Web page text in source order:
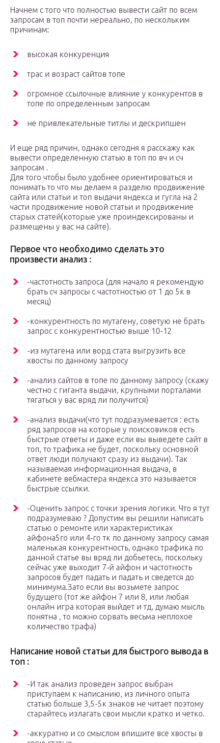
Начнем с того что полностью вывести сайт по всем
запросам в топ почти нереально, по нескольким
причинам:
высокая конкуренция
трас и возраст сайтов топе
огромное ссылочные влияние у конкурентов в
топе по определенным запросам
не привлекательные титлы и дескрипшен
И еще ряд причин, однако сегодня я расскажу как
вывести определенную статью в топ по вч и сч
запросам .
Для того чтобы было удобнее ориентироваться и
понимать то что мы делаем я разделю продвижение
сайта или статьи и топ выдачи яндекса и гугла на 2
части продвижение новой статьи и продвижение
старых статей(которые уже проиндексированы и
размещены у вас на сайте).
Первое что необходимо сделать это
произвести анализ :
-частотность запроса (для начало я рекомендую
брать сч запросы с частотностью от 1 до 5к в
месяц)
-конкурентность по мутагену, советую не брать
запрос с конкурентностью выше 10-12
-из мутагена или ворд стата выгрузить все
хвосты по данному запросу
-анализ сайтов в топе по данному запросу (скажу
честно с гиганта выдачи, крупными порталами
тягаться у вас вряд ли получится)
-анализ выдачи(что тут подразумевается : есть
ряд запросов на которые у поисковиков есть
быстрые ответы и даже если вы выведете сайт в
топ, то трафика не будет, поскольку основной
ответ люди получают сразу из выдачи). Так
называемая информационная выдача, в
кабинете вебмастера яндекса это называется
быстрые ссылки.
-Оценить запрос с точки зрения логики. Что я тут
подразумеваю ? Допустим вы решили написать
статью о ремонте или характеристиках
айфона5го или 4‑го тк по данному запросу самая
маленькая конкурентность, однако трафика по
данной статье вы вряд ли добьетесь, поскольку
сейчас уже выходит 7‑й айфон и частотность
запросов будет падать и падать и сведется до
минимума.Зато если вы возьмете запрос
будущего (тот же айфон 7 или 8, или любая
онлайн игра которая выйдет и тд, думаю мысль
понятна , то можно сорвать весьма неплохое
количество трафа)
Написание новой статьи для быстрого вывода в
топ :
-И так анализ проведен запрос выбран
приступаем к написанию, из личного опыта
статью больше 3,5-5к знаков не читает поэтому
старайтесь излагать свои мысли кратко и четко.
-аккуратно и со смыслом впишите все хвосты в